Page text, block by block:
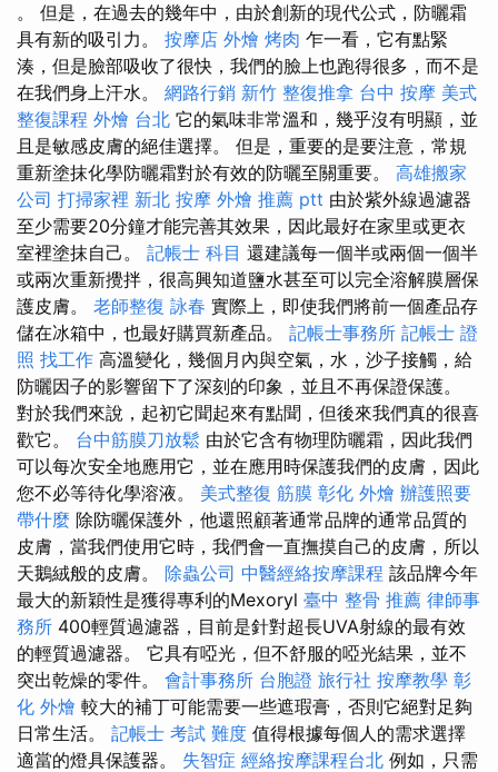
。 但是，在過去的幾年中，由於創新的現代公式，防曬霜
具有新的吸引力。 按摩店 外燴 烤肉 乍一看，它有點緊
湊，但是臉部吸收了很快，我們的臉上也跑得很多，而不是
在我們身上汗水。 網路行銷 新竹 整復推拿 台中 按摩 美式
整復課程 外燴 台北 它的氣味非常溫和，幾乎沒有明顯，並
且是敏感皮膚的絕佳選擇。 但是，重要的是要注意，常規
重新塗抹化學防曬霜對於有效的防曬至關重要。 高雄搬家
公司 打掃家裡 新北 按摩 外燴 推薦 ptt 由於紫外線過濾器
至少需要20分鐘才能完善其效果，因此最好在家里或更衣
室裡塗抹自己。 記帳士 科目 還建議每一個半或兩個一個半
或兩次重新攪拌，很高興知道鹽水甚至可以完全溶解膜層保
護皮膚。 老師整復 詠春 實際上，即使我們將前一個產品存
儲在冰箱中，也最好購買新產品。 記帳士事務所 記帳士 證
照 找工作 高溫變化，幾個月內與空氣，水，沙子接觸，給
防曬因子的影響留下了深刻的印象，並且不再保證保護。
對於我們來說，起初它聞起來有點聞，但後來我們真的很喜
歡它。 台中筋膜刀放鬆 由於它含有物理防曬霜，因此我們
可以每次安全地應用它，並在應用時保護我們的皮膚，因此
您不必等待化學溶液。 美式整復 筋膜 彰化 外燴 辦護照要
帶什麼 除防曬保護外，他還照顧著通常品牌的通常品質的
皮膚，當我們使用它時，我們會一直撫摸自己的皮膚，所以
天鵝絨般的皮膚。 除蟲公司 中醫經絡按摩課程 該品牌今年
最大的新穎性是獲得專利的Mexoryl 臺中 整骨 推薦 律師事
務所 400輕質過濾器，目前是針對超長UVA射線的最有效
的輕質過濾器。 它具有啞光，但不舒服的啞光結果，並不
突出乾燥的零件。 會計事務所 台胞證 旅行社 按摩教學 彰
化 外燴 較大的補丁可能需要一些遮瑕膏，否則它絕對足夠
日常生活。 記帳士 考試 難度 值得根據每個人的需求選擇
適當的燈具保護器。 失智症 經絡按摩課程台北 例如，只需